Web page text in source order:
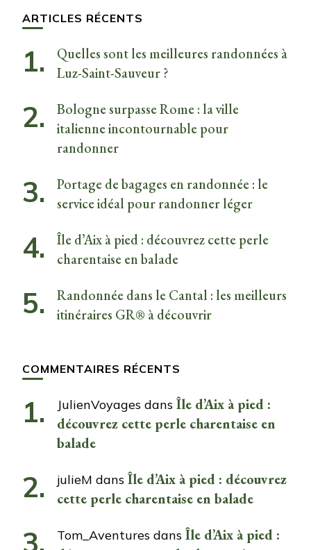
ARTICLES RÉCENTS
Quelles sont les meilleures randonnées à
Luz-Saint-Sauveur ?
Bologne surpasse Rome : la ville
italienne incontournable pour
randonner
Portage de bagages en randonnée : le
service idéal pour randonner léger
Île d’Aix à pied : découvrez cette perle
charentaise en balade
Randonnée dans le Cantal : les meilleurs
itinéraires GR® à découvrir
COMMENTAIRES RÉCENTS
JulienVoyages dans Île d’Aix à pied :
découvrez cette perle charentaise en
balade
julieM dans Île d’Aix à pied : découvrez
cette perle charentaise en balade
Tom_Aventures dans Île d’Aix à pied :